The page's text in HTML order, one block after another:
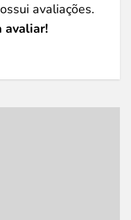
avaliações.
avaliar!